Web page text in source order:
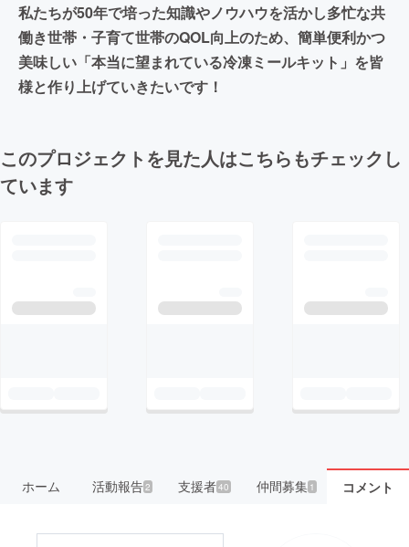
私たちが50年で培った知識やノウハウを活かし多忙な共
働き世帯・子育て世帯のQOL向上のため、簡単便利かつ
美味しい「本当に望まれている冷凍ミールキット」を皆
様と作り上げていきたいです！
このプロジェクトを見た人はこちらもチェックし
ています
ホーム 活動報告2 支援者40 仲間募集 1 コメント